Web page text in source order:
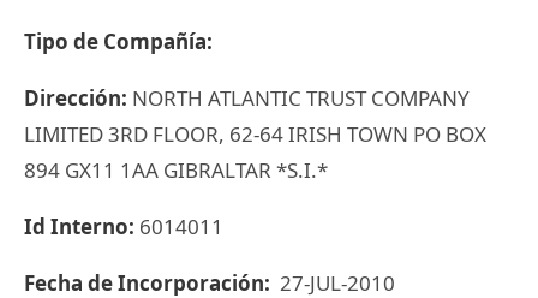
Tipo de Compañía:
Dirección: NORTH ATLANTIC TRUST COMPANY
LIMITED 3RD FLOOR, 62-64 IRISH TOWN PO BOX
894 GX11 1AA GIBRALTAR *S.I.*
Id Interno: 6014011
Fecha de Incorporación: 27-JUL-2010